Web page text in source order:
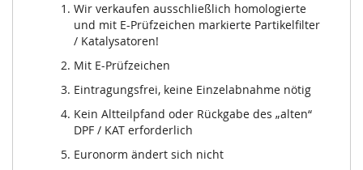
Wir verkaufen ausschließlich homologierte
und mit E-Prüfzeichen markierte Partikelfilter
/ Katalysatoren!
Mit E-Prüfzeichen
Eintragungsfrei, keine Einzelabnahme nötig
Kein Altteilpfand oder Rückgabe des „alten“
DPF / KAT erforderlich
Euronorm ändert sich nicht